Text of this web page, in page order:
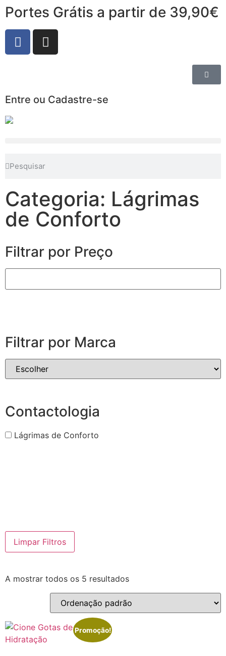
Portes Grátis a partir de 39,90€
Entre ou Cadastre-se
Categoria: Lágrimas
de Conforto
Filtrar por Preço
Filtrar por Marca
Contactologia
Lágrimas de Conforto
Limpar Filtros
A mostrar todos os 5 resultados
Promoção!